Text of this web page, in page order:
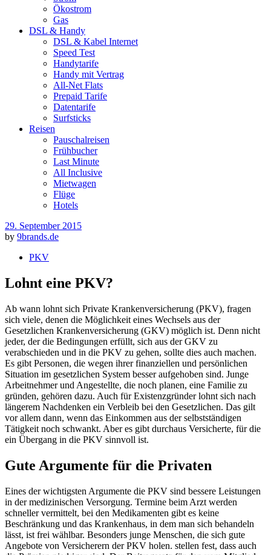
Ökostrom
Gas
DSL & Handy
DSL & Kabel Internet
Speed Test
Handytarife
Handy mit Vertrag
All-Net Flats
Prepaid Tarife
Datentarife
Surfsticks
Reisen
Pauschalreisen
Frühbucher
Last Minute
All Inclusive
Mietwagen
Flüge
Hotels
29. September 2015
by 9brands.de
PKV
Lohnt eine PKV?
Ab wann lohnt sich Private Krankenversicherung (PKV), fragen
sich viele, denen die Möglichkeit eines Wechsels aus der
Gesetzlichen Krankenversicherung (GKV) möglich ist. Denn nicht
jeder, der die Bedingungen erfüllt, sich aus der GKV zu
verabschieden und in die PKV zu gehen, sollte dies auch machen.
Es gibt Personen, die wegen ihrer finanziellen und persönlichen
Situation im gesetzlichen System besser aufgehoben sind. Junge
Arbeitnehmer und Angestellte, die noch planen, eine Familie zu
gründen, gehören dazu. Auch für Existenzgründer lohnt sich nach
längerem Nachdenken ein Verbleib bei den Gesetzlichen. Das gilt
vor allem dann, wenn das Einkommen aus der selbstständigen
Tätigkeit noch schwankt. Aber es gibt durchaus Versicherte, für die
ein Übergang in die PKV sinnvoll ist.
Gute Argumente für die Privaten
Eines der wichtigsten Argumente die PKV sind bessere Leistungen
in der medizinischen Versorgung. Termine beim Arzt werden
schneller vermittelt, bei den Medikamenten gibt es keine
Beschränkung und das Krankenhaus, in dem man sich behandeln
lässt, ist frei wählbar. Besonders junge Menschen, die sich gute
Angebote von Versicherern der PKV holen. stellen fest, dass auch